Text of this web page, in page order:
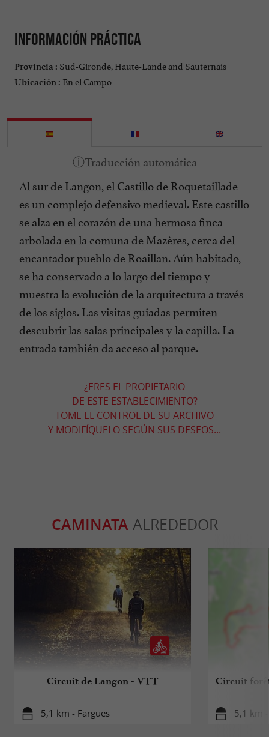
Información práctica
Provincia : Sud-Gironde, Haute-Lande and Sauternais
Ubicación : En el Campo
Al sur de Langon, el Castillo de Roquetaillade
es un complejo defensivo medieval. Este castillo
se alza en el corazón de una hermosa finca
arbolada en la comuna de Mazères, cerca del
encantador pueblo de Roaillan. Aún habitado,
se ha conservado a lo largo del tiempo y
muestra la evolución de la arquitectura a través
de los siglos. Las visitas guiadas permiten
descubrir las salas principales y la capilla. La
entrada también da acceso al parque.
¿ERES EL PROPIETARIO
DE ESTE ESTABLECIMIENTO?
TOME EL CONTROL DE SU ARCHIVO
Y MODIFÍQUELO SEGÚN SUS DESEOS...
CAMINATAALREDEDOR
Circuit de Langon - VTT
5,1 km - Fargues
Circuit
5,1 km